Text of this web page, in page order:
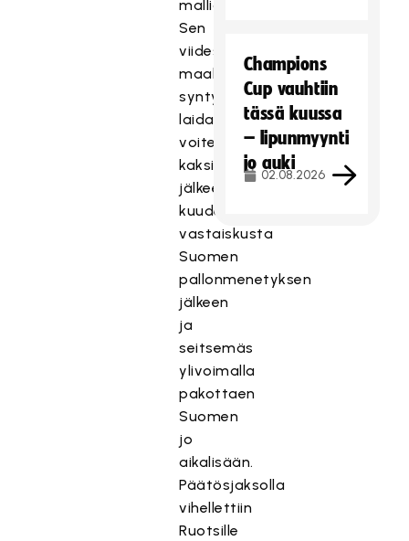
mallia.
Sen
viides
maali
syntyi
laidassa
voitetun
kaksinkamppailun
jälkeen,
kuudes
vastaiskusta
Suomen
pallonmenetyksen
jälkeen
ja
seitsemäs
ylivoimalla
pakottaen
Suomen
jo
aikalisään.
Päätösjaksolla
vihellettiin
Ruotsille
Champions
Cup vauhtiin
tässä kuussa
– lipunmyynti
jo auki
02.08.2026